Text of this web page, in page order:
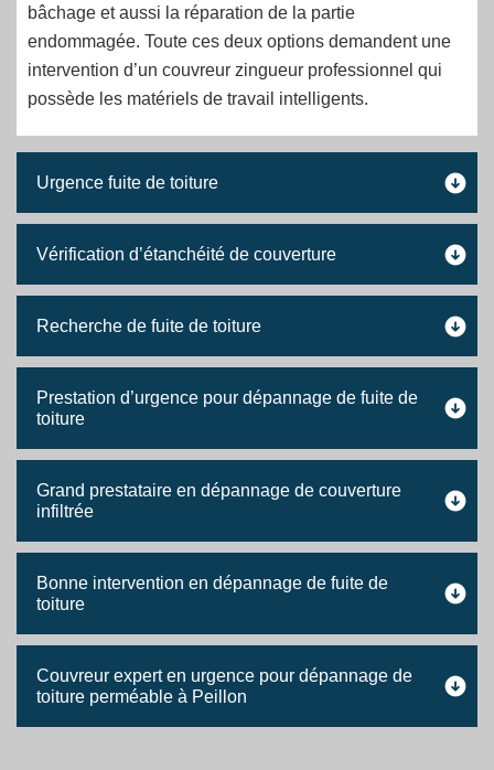
bâchage et aussi la réparation de la partie
endommagée. Toute ces deux options demandent une
intervention d’un couvreur zingueur professionnel qui
possède les matériels de travail intelligents.
Urgence fuite de toiture
Vérification d’étanchéité de couverture
Recherche de fuite de toiture
Prestation d’urgence pour dépannage de fuite de
toiture
Grand prestataire en dépannage de couverture
infiltrée
Bonne intervention en dépannage de fuite de
toiture
Couvreur expert en urgence pour dépannage de
toiture perméable à Peillon